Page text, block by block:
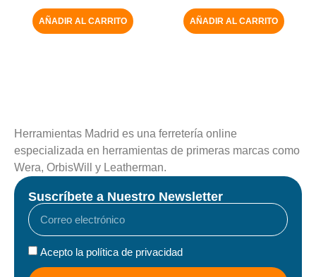
AÑADIR AL CARRITO AÑADIR AL CARRITO
Herramientas Madrid es una ferretería online
especializada en herramientas de primeras marcas como
Wera, OrbisWill y Leatherman.
Suscríbete a Nuestro Newsletter
Acepto la política de privacidad